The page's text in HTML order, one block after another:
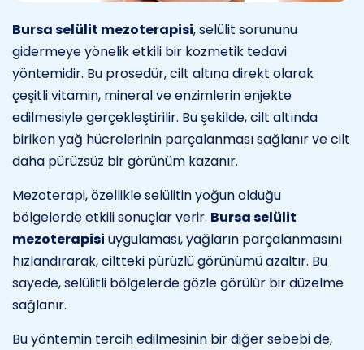
Bursa selülit mezoterapisi, selülit sorununu
gidermeye yönelik etkili bir kozmetik tedavi
yöntemidir. Bu prosedür, cilt altına direkt olarak
çeşitli vitamin, mineral ve enzimlerin enjekte
edilmesiyle gerçekleştirilir. Bu şekilde, cilt altında
biriken yağ hücrelerinin parçalanması sağlanır ve cilt
daha pürüzsüz bir görünüm kazanır.
Mezoterapi, özellikle selülitin yoğun olduğu
bölgelerde etkili sonuçlar verir. Bursa selülit
mezoterapisi uygulaması, yağların parçalanmasını
hızlandırarak, ciltteki pürüzlü görünümü azaltır. Bu
sayede, selülitli bölgelerde gözle görülür bir düzelme
sağlanır.
Bu yöntemin tercih edilmesinin bir diğer sebebi de,